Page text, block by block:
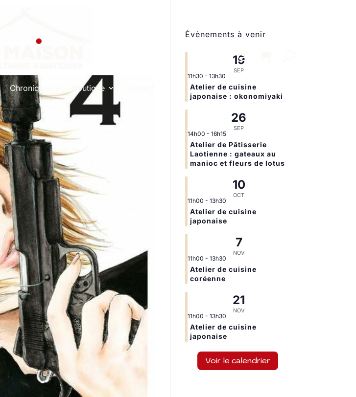
Chroniques Boutique
Évènements à venir
19
SEP
11h30 - 13h30
Atelier de cuisine
japonaise : okonomiyaki
26
SEP
14h00 - 16h15
Atelier de Pâtisserie
Laotienne : gateaux au
manioc et fleurs de lotus
10
OCT
11h00 - 13h30
Atelier de cuisine
japonaise
7
NOV
11h00 - 13h30
Atelier de cuisine
coréenne
21
NOV
11h00 - 13h30
Atelier de cuisine
japonaise
Voir le calendrier